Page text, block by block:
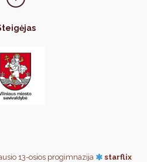
13-osios progimnazija starflix